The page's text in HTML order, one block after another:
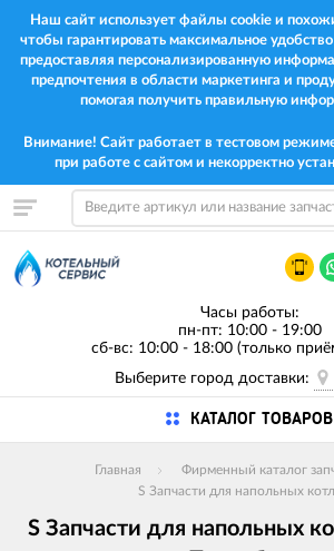
Наш сайт использует файлы cookie и
чтобы гарантировать максимальное
предоставляя персонализированную
предпочтения в области маркетинга и
помогая получить правильную
Внимание! Сайт работает в тестовом
при работе с сайтом и некорректно
Часы работы:
пн-пт: 10:00 - 19:00
сб-вс: 10:00 - 18:00 (только
Выберите город доставки:
КАТАЛОГ ТОВАРОВ
Главная
Фирменный каталог
S Запчасти для напольных
S Запчасти для напольных